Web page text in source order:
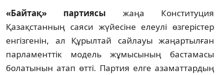
«Байтақ» партиясы жаңа Конституция
Қазақстанның саяси жүйесіне елеулі өзгерістер
енгізгенін, ал Құрылтай сайлауы жаңартылған
парламенттік модель жұмысының бастамасы
болатынын атап өтті. Партия елге азаматтардың